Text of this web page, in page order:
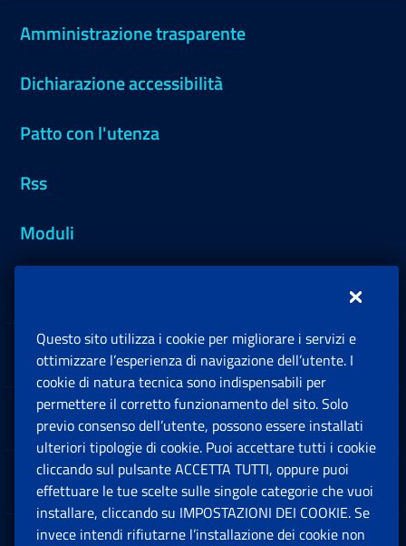
Amministrazione trasparente
Dichiarazione accessibilità
Patto con l'utenza
Rss
Moduli
Sedi e Contatti
Software
Note Legali
Questo sito utilizza i cookie per migliorare i servizi e
ottimizzare l’esperienza di navigazione dell’utente. I
cookie di natura tecnica sono indispensabili per
permettere il corretto funzionamento del sito. Solo
previo consenso dell’utente, possono essere installati
ulteriori tipologie di cookie. Puoi accettare tutti i cookie
cliccando sul pulsante ACCETTA TUTTI, oppure puoi
effettuare le tue scelte sulle singole categorie che vuoi
installare, cliccando su IMPOSTAZIONI DEI COOKIE. Se
invece intendi rifiutarne l’installazione dei cookie non